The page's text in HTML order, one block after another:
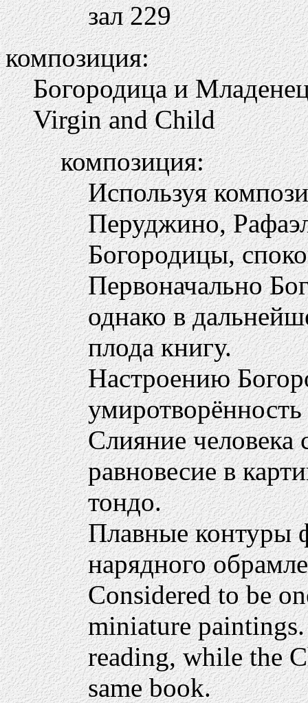
зал 229
композиция:
Богородица и
Virgin and Child
композиция:
Используя
Перуджино,
Богородицы,
Первоначально
однако в
плода книгу.
Настроению
Слияние человека
равновесие в
тондо.
Плавные контуры
нарядного
Considered to be
miniature
reading, while the
same book.